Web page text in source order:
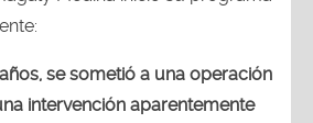
se sometió a una operación
intervención aparentemente